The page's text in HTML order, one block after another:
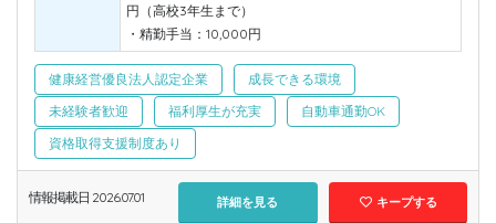
円（高校3年生まで）
・精勤手当：10,000円
健康経営優良法人認定企業
成長できる環境
未経験者歓迎
福利厚生が充実
自動車通勤OK
資格取得支援制度あり
情報掲載日 2026.07.01 詳細を見る キープする